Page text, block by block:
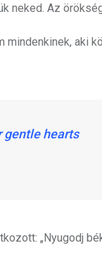
neked. Az
aki
hearts
„Nyugodj